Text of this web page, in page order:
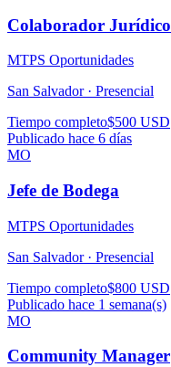
Colaborador Jurídico
MTPS Oportunidades
San Salvador · Presencial
Tiempo completo$500 USD
Publicado hace 6 días
MO
Jefe de Bodega
MTPS Oportunidades
San Salvador · Presencial
Tiempo completo$800 USD
Publicado hace 1 semana(s)
MO
Community Manager